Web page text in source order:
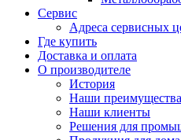
Сервис
Адреса сервисных
Где купить
Доставка и оплата
О производителе
История
Наши преимущества
Наши клиенты
Решения для